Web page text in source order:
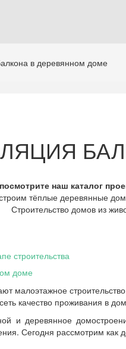
в деревянном доме
наш каталог
тёплые деревянные
Строительство домов из
строительства
доме
малоэтажное
качество проживания в
и деревянное
Сегодня рассмотрим